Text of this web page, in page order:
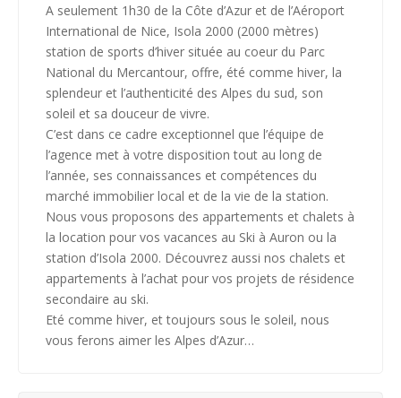
A seulement 1h30 de la Côte d’Azur et de l’Aéroport
International de Nice, Isola 2000 (2000 mètres)
station de sports d’hiver située au coeur du Parc
National du Mercantour, offre, été comme hiver, la
splendeur et l’authenticité des Alpes du sud, son
soleil et sa douceur de vivre.
C’est dans ce cadre exceptionnel que l’équipe de
l’agence met à votre disposition tout au long de
l’année, ses connaissances et compétences du
marché immobilier local et de la vie de la station.
Nous vous proposons des appartements et chalets à
la location pour vos vacances au Ski à Auron ou la
station d’Isola 2000. Découvrez aussi nos chalets et
appartements à l’achat pour vos projets de résidence
secondaire au ski.
Eté comme hiver, et toujours sous le soleil, nous
vous ferons aimer les Alpes d’Azur…